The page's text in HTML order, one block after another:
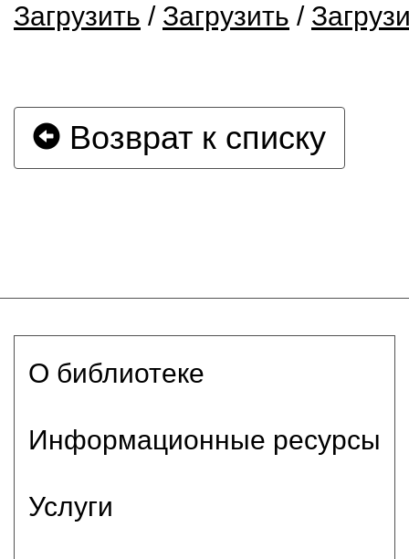
Загрузить / Загрузить /
Возврат к списку
О библиотеке
Информационные ресурсы
Услуги